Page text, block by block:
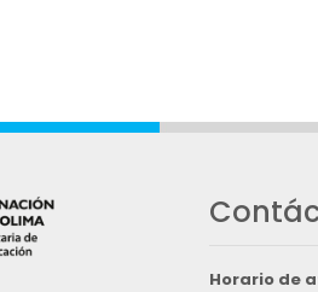
Horario de